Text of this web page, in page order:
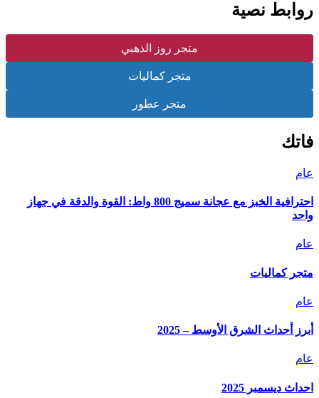
روابط نصية
متجر روز الذهبي
متجر كماليات
متجر عطور
فاتك
عام
احترافية الخبز مع عجانة سميج 800 واط: القوة والدقة في جهاز
واحد
عام
متجر كماليات
عام
أبرز أحداث الشرق الأوسط – 2025
عام
احداث ديسمبر 2025